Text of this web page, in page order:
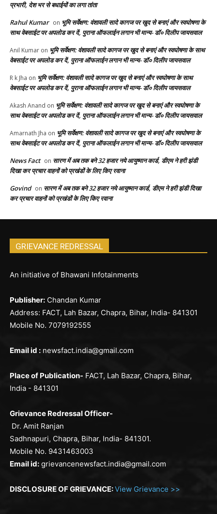
प्रभारी, देश भर से बधाईयों का लगा तांता
Rahul Kumar on भूमि सर्वेक्षण: वंशावली सादे कागज पर खुद से बनाएं और स्वघोषणा के
साथ वेबसाईट पर अपलोड कर दें, पुराना ऑफलाईन लगान भी मान्य- डॉ० दिलीप जायसवाल
Anil Kumar on भूमि सर्वेक्षण: वंशावली सादे कागज पर खुद से बनाएं और स्वघोषणा के साथ
वेबसाईट पर अपलोड कर दें, पुराना ऑफलाईन लगान भी मान्य- डॉ० दिलीप जायसवाल
R k Jha on भूमि सर्वेक्षण: वंशावली सादे कागज पर खुद से बनाएं और स्वघोषणा के साथ
वेबसाईट पर अपलोड कर दें, पुराना ऑफलाईन लगान भी मान्य- डॉ० दिलीप जायसवाल
Akash Anand on भूमि सर्वेक्षण: वंशावली सादे कागज पर खुद से बनाएं और स्वघोषणा के
साथ वेबसाईट पर अपलोड कर दें, पुराना ऑफलाईन लगान भी मान्य- डॉ० दिलीप जायसवाल
Amarnath Jha on भूमि सर्वेक्षण: वंशावली सादे कागज पर खुद से बनाएं और स्वघोषणा के
साथ वेबसाईट पर अपलोड कर दें, पुराना ऑफलाईन लगान भी मान्य- डॉ० दिलीप जायसवाल
News Fact on सारण में अब तक बने 32 हजार नये आयुष्मान कार्ड, डीएम ने हरी झंडी
दिखा कर प्रचार वाहनों को प्रखंडों के लिए किए रवाना
Govind on सारण में अब तक बने 32 हजार नये आयुष्मान कार्ड, डीएम ने हरी झंडी दिखा
कर प्रचार वाहनों को प्रखंडों के लिए किए रवाना
GRIEVANCE REDRESSAL
An initiative of Bhawani Infotainments
Publisher: Chandan Kumar
Address: FACT, Lah Bazar, Chapra, Bihar, India- 841301
Mobile No. 7079192555
Email id : newsfact.india@gmail.com
Place of Publication- FACT, Lah Bazar, Chapra, Bihar,
India - 841301
Grievance Redressal Officer-
Dr. Amit Ranjan
Sadhnapuri, Chapra, Bihar, India- 841301.
Mobile No. 9431463003
Email id: grievancenewsfact.india@gmail.com
DISCLOSURE OF GRIEVANCE:View Grievance >>